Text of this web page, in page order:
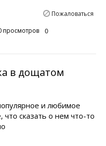
Пожаловаться
просмотров 0
в дощатом
и любимое
что сказать о нем что-то